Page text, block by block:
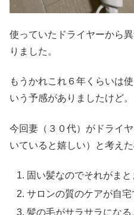
使っていたドライヤーから
りました。
もうかれこれ６年くらいは
いう予感がありましたけど。
今回妻（３０代）がドライ
いていると嬉しい）と考えた
固い髪なのでそれがまと
サロンの質のケアが自宅
髪の毛がサラサラになる